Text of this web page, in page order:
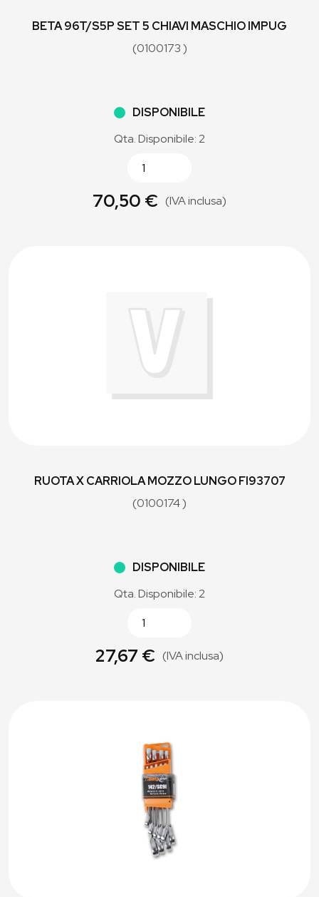
BETA 96T/S5P SET 5 CHIAVI MASCHIO IMPUG
(0100173 )
DISPONIBILE
Qta. Disponibile: 2
70,50 € (IVA inclusa)
RUOTA X CARRIOLA MOZZO LUNGO FI93707
(0100174 )
DISPONIBILE
Qta. Disponibile: 2
27,67 € (IVA inclusa)